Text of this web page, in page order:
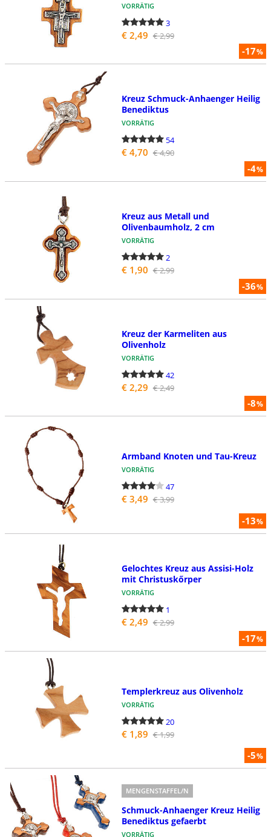
-17%
VORRÄTIG
3
€ 2,49 € 2,99
-4%
Kreuz Schmuck-Anhaenger Heilig
Benediktus
VORRÄTIG
54
€ 4,70 € 4,90
-36%
Kreuz aus Metall und
Olivenbaumholz, 2 cm
VORRÄTIG
2
€ 1,90 € 2,99
-8%
Kreuz der Karmeliten aus
Olivenholz
VORRÄTIG
42
€ 2,29 € 2,49
-13%
Armband Knoten und Tau-Kreuz
VORRÄTIG
47
€ 3,49 € 3,99
-17%
Gelochtes Kreuz aus Assisi-Holz
mit Christuskőrper
VORRÄTIG
1
€ 2,49 € 2,99
-5%
Templerkreuz aus Olivenholz
VORRÄTIG
20
€ 1,89 € 1,99
MENGENSTAFFEL/N
Schmuck-Anhaenger Kreuz Heilig
Benediktus gefaerbt
VORRÄTIG